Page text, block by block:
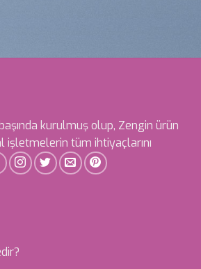
kurulmuş olup, Zengin ürün
işletmelerin tüm ihtiyaçlarını